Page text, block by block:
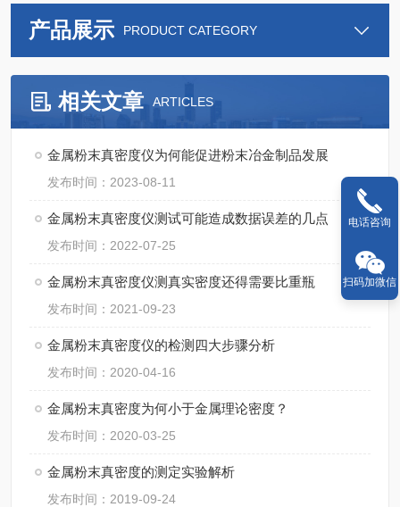
产品展示 PRODUCT CATEGORY
相关文章 ARTICLES
金属粉末真密度仪为何能促进粉末冶金制品发展
发布时间：2023-08-11
金属粉末真密度仪测试可能造成数据误差的几点
发布时间：2022-07-25
金属粉末真密度仪测真实密度还得需要比重瓶
发布时间：2021-09-23
金属粉末真密度仪的检测四大步骤分析
发布时间：2020-04-16
金属粉末真密度为何小于金属理论密度？
发布时间：2020-03-25
金属粉末真密度的测定实验解析
发布时间：2019-09-24
电话咨询
扫码加微信